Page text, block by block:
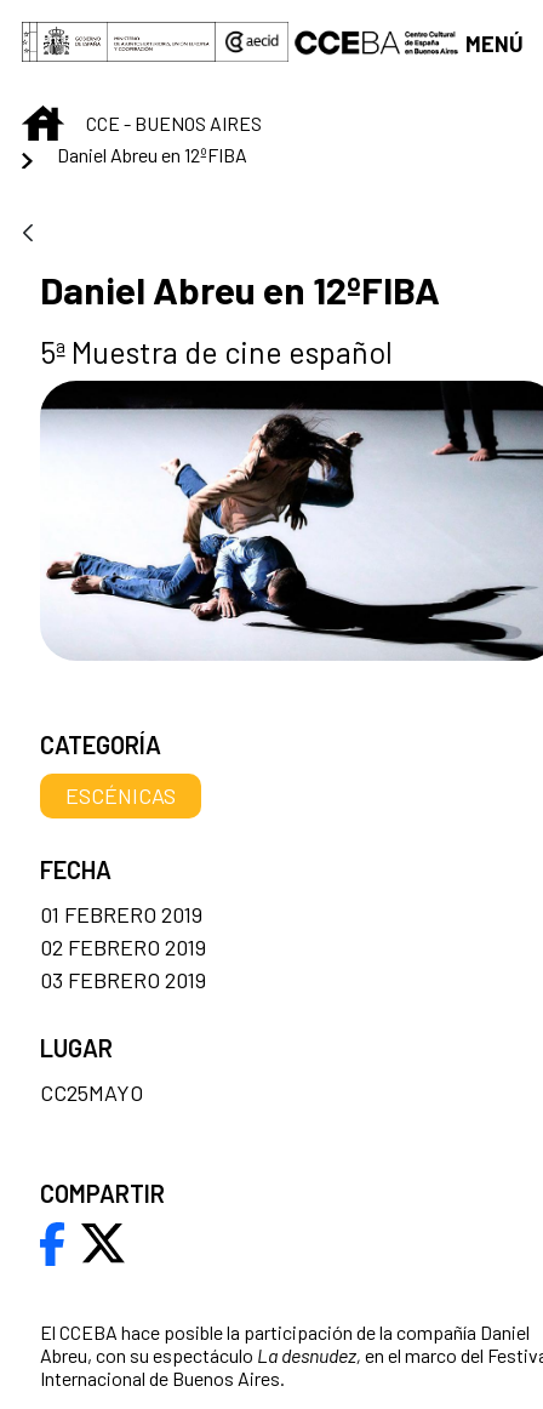
Saltar al contenido principal
MENÚ
INICIOCCE - BUENOS AIRES
Daniel Abreu en 12ºFIBA
Daniel Abreu en 12ºFIBA
5ª Muestra de cine español
El CCEBA hace posible la participación de la compañía Daniel
Abreu, con su espectáculo La desnudez, en el marco del
Internacional de Buenos Aires.
CATEGORÍA
ESCÉNICAS
FECHA
01 FEBRERO 2019
02 FEBRERO 2019
03 FEBRERO 2019
LUGAR
CC25MAYO
COMPARTIR